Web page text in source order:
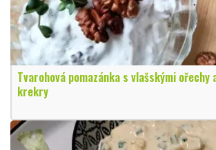
Tvarohová pomazánka s vlašskými ořechy
krekry